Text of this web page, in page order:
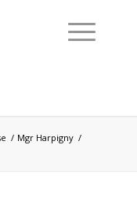
/ Mgr Harpigny /